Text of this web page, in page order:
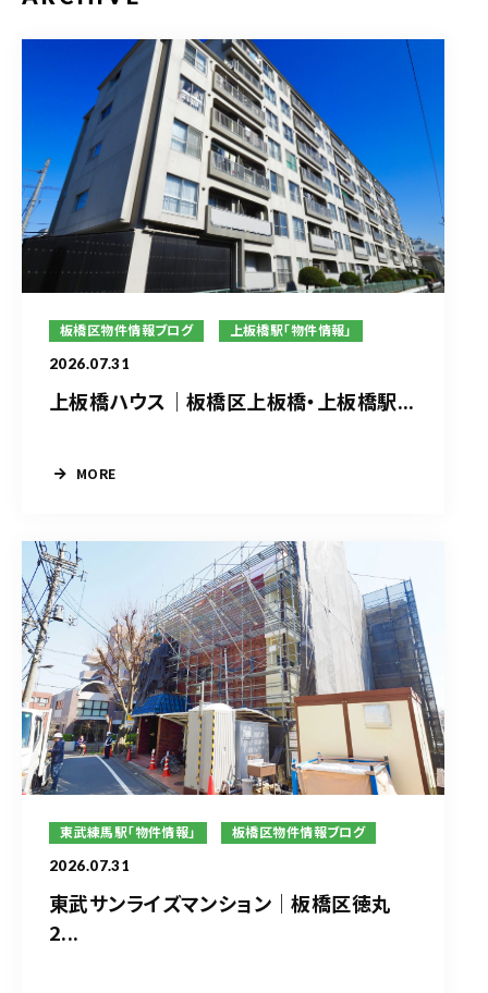
板橋区物件情報ブログ 上板橋駅「物件情報」
2026.07.31
上板橋ハウス｜板橋区上板橋・上板橋駅...
MORE
東武練馬駅「物件情報」 板橋区物件情報ブログ
2026.07.31
東武サンライズマンション｜板橋区徳丸
2...